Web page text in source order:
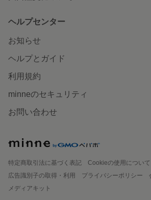
ヘルプセンター
お知らせ
ヘルプとガイド
利用規約
minneのセキュリティ
お問い合わせ
特定商取引法に基づく表記
Cookieの使用について
広告識別子の取得・利用
プライバシーポリシー
メディアキット